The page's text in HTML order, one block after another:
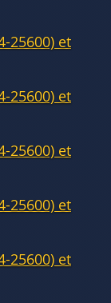
25600) et
25600) et
25600) et
25600) et
25600) et